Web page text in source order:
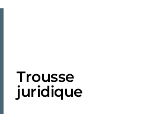
Trousse
juridique